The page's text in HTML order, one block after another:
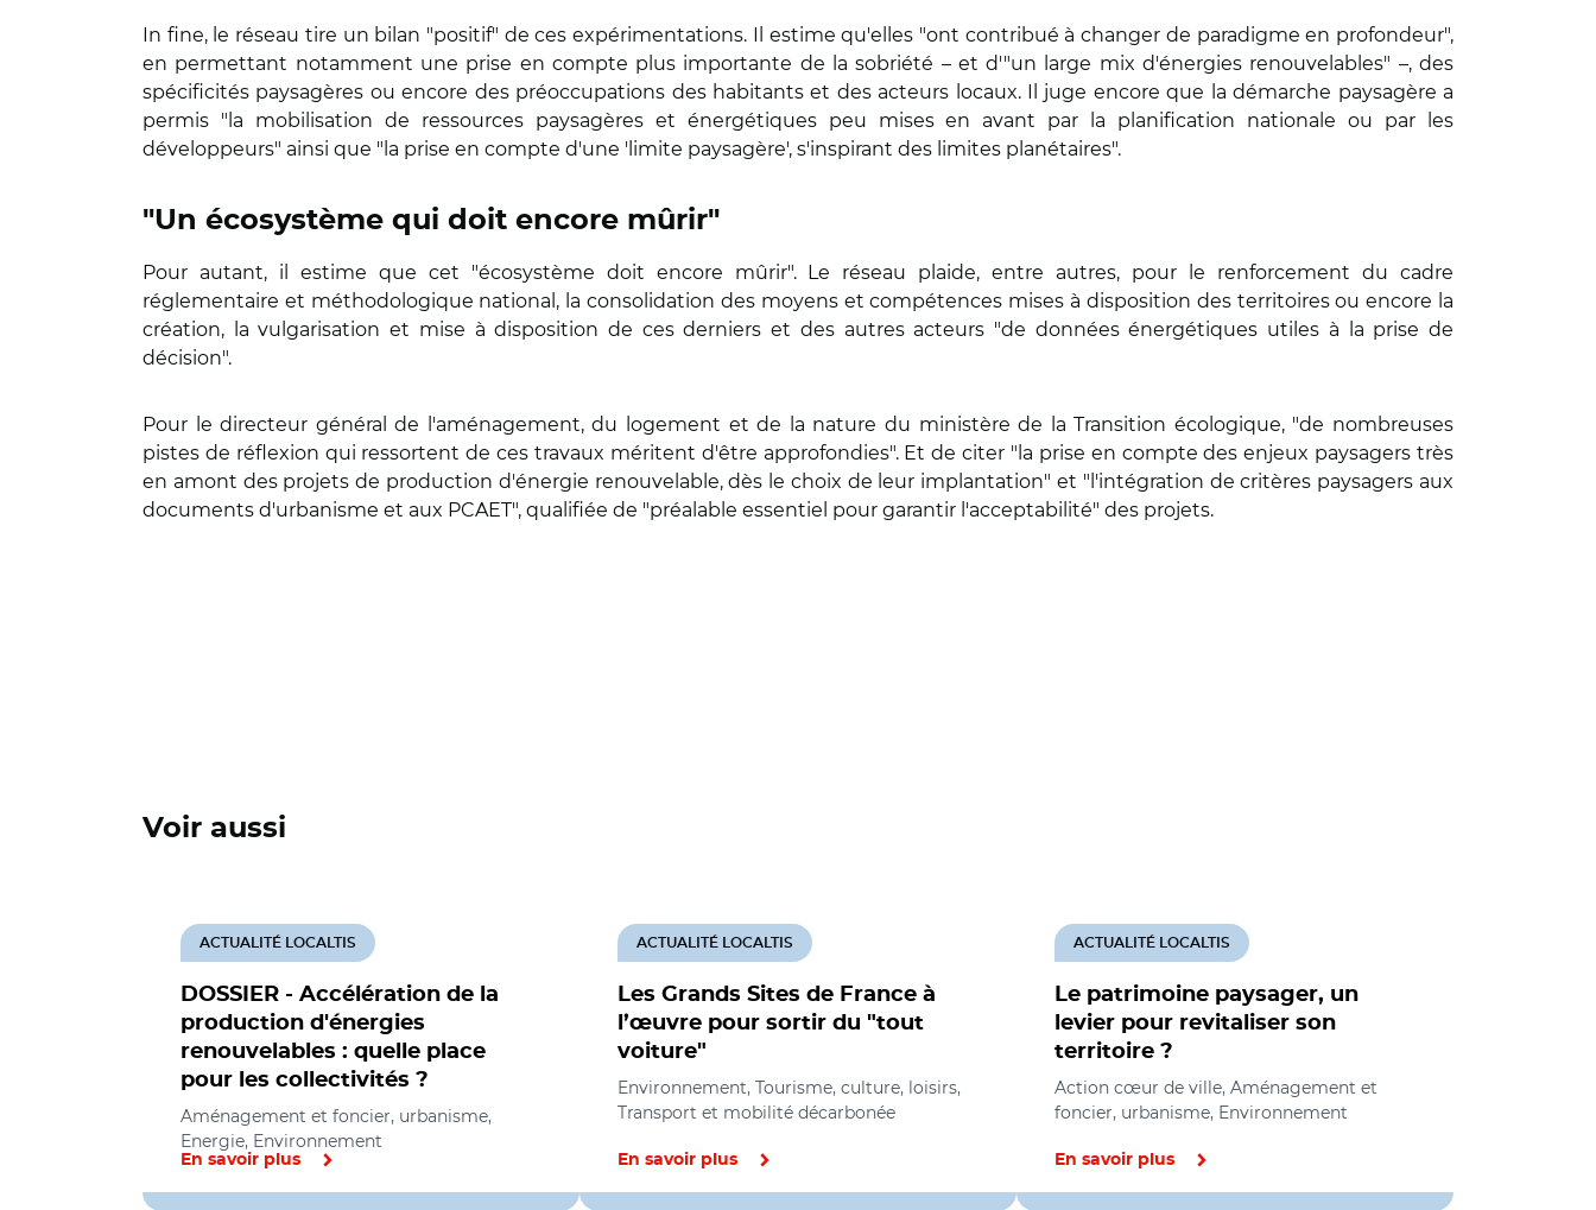
In fine, le réseau tire un bilan "positif" de ces expérimentations. Il estime qu'elles "ont contribué à changer de paradigme en profondeur",
en permettant notamment une prise en compte plus importante de la sobriété – et d'"un large mix d'énergies renouvelables" –, des
spécificités paysagères ou encore des préoccupations des habitants et des acteurs locaux. Il juge encore que la démarche paysagère a
permis "la mobilisation de ressources paysagères et énergétiques peu mises en avant par la planification nationale ou par les
développeurs" ainsi que "la prise en compte d'une 'limite paysagère', s'inspirant des limites planétaires".
"Un écosystème qui doit encore mûrir"
Pour autant, il estime que cet "écosystème doit encore mûrir". Le réseau plaide, entre autres, pour le renforcement du cadre
réglementaire et méthodologique national, la consolidation des moyens et compétences mises à disposition des territoires ou encore la
création, la vulgarisation et mise à disposition de ces derniers et des autres acteurs "de données énergétiques utiles à la prise de
décision".
Pour le directeur général de l'aménagement, du logement et de la nature du ministère de la Transition écologique, "de nombreuses
pistes de réflexion qui ressortent de ces travaux méritent d'être approfondies". Et de citer "la prise en compte des enjeux paysagers très
en amont des projets de production d'énergie renouvelable, dès le choix de leur implantation" et "l'intégration de critères paysagers aux
documents d'urbanisme et aux PCAET", qualifiée de "préalable essentiel pour garantir l'acceptabilité" des projets.
Voir aussi
DOSSIER - Accélération de la
production d'énergies
renouvelables : quelle place
pour les collectivités ?
ACTUALITÉ LOCALTIS
Aménagement et foncier, urbanisme,
Energie, Environnement
En savoir plus
Les Grands Sites de France à
l’œuvre pour sortir du "tout
voiture"
ACTUALITÉ LOCALTIS
Environnement, Tourisme, culture, loisirs,
Transport et mobilité décarbonée
En savoir plus
Le patrimoine paysager, un
levier pour revitaliser son
territoire ?
ACTUALITÉ LOCALTIS
Action cœur de ville, Aménagement et
foncier, urbanisme, Environnement
En savoir plus